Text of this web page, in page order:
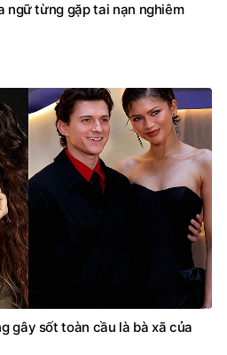
ngữ từng gặp tai nạn nghiêm
gây sốt toàn cầu là bà xã của